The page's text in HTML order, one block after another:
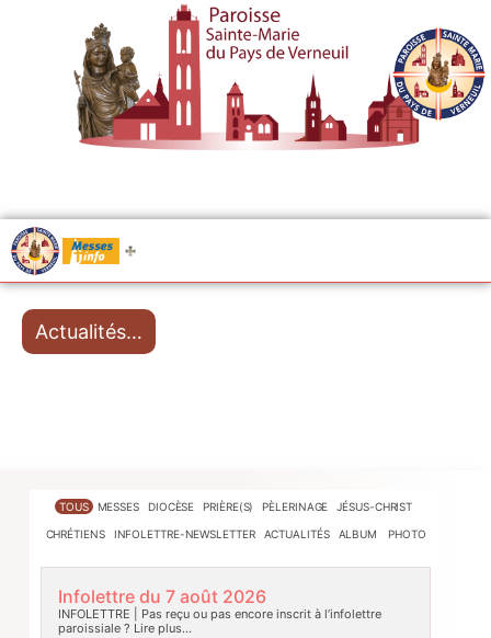
Messes
Actualités…
TOUS MESSES DIOCÈSE PRIÈRE(S) PÈLERINAGE JÉSUS-CHRIST
CHRÉTIENS INFOLETTRE-NEWSLETTER ACTUALITÉS ALBUM PHOTO
Infolettre du 7 août 2026
INFOLETTRE | Pas reçu ou pas encore inscrit à l’infolettre
paroissiale ? Lire plus…